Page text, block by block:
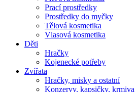
Prací prostředky
Prostředky do myčky
Tělová kosmetika
Vlasová kosmetika
Děti
Hračky
Kojenecké potřeby
Zvířata
Hračky, misky a ostatní
Konzervy, kapsičky, krmiva